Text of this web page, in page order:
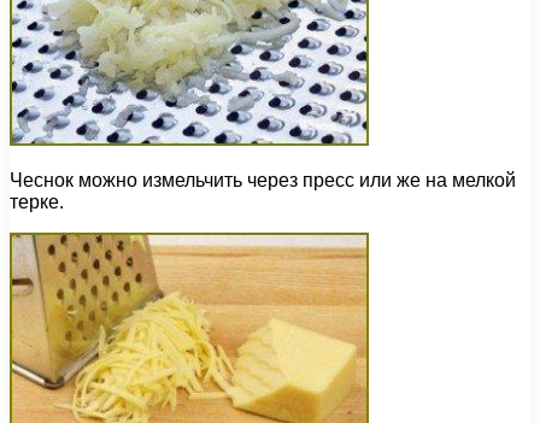
Чеснок можно измельчить через пресс или же на мелкой
терке.